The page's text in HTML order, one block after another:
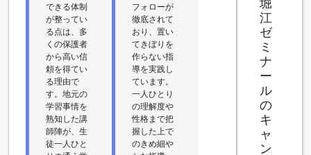
できる体制
が整ってい
る点は、多
くの保護者
から高い信
頼を得てい
る理由で
す。地元の
学習事情を
熟知した講
師陣が、生
徒一人ひと
フォローが
徹底されて
おり、置い
てきぼりを
作らない指
導を実践し
ています。
一人ひとり
の理解度や
性格まで把
握した上で
のきめ細や
堀
江
ゼ
ミ
ナ
ー
ル
の
キ
ャ
ン